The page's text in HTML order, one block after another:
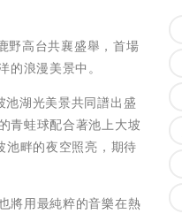
野高台共襄盛舉，首場
浪漫美景中。
湖光美景共同譜出盛
青蛙球配合著池上大坡
畔的夜空照亮，期待
將用最純粹的音樂在熱